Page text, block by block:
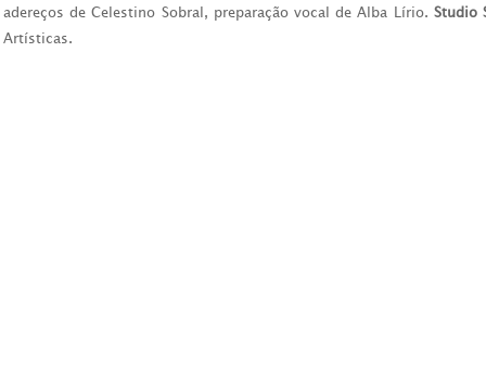
adereços de Celestino Sobral, preparação vocal de Alba Lírio. Studio
Artísticas.